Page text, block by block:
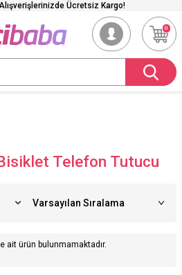
Ücretsiz Kargo!
0
Telefon Tutucu
ait ürün bulunmamaktadır.